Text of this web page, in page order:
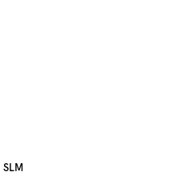
SLM